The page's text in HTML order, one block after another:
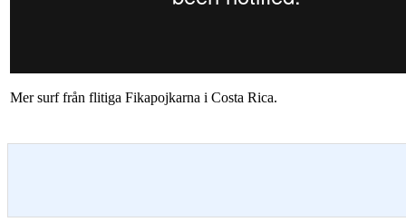
Mer surf från flitiga Fikapojkarna i Costa Rica.